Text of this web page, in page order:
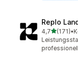
Replo
4,7von 5
(171)
171 •